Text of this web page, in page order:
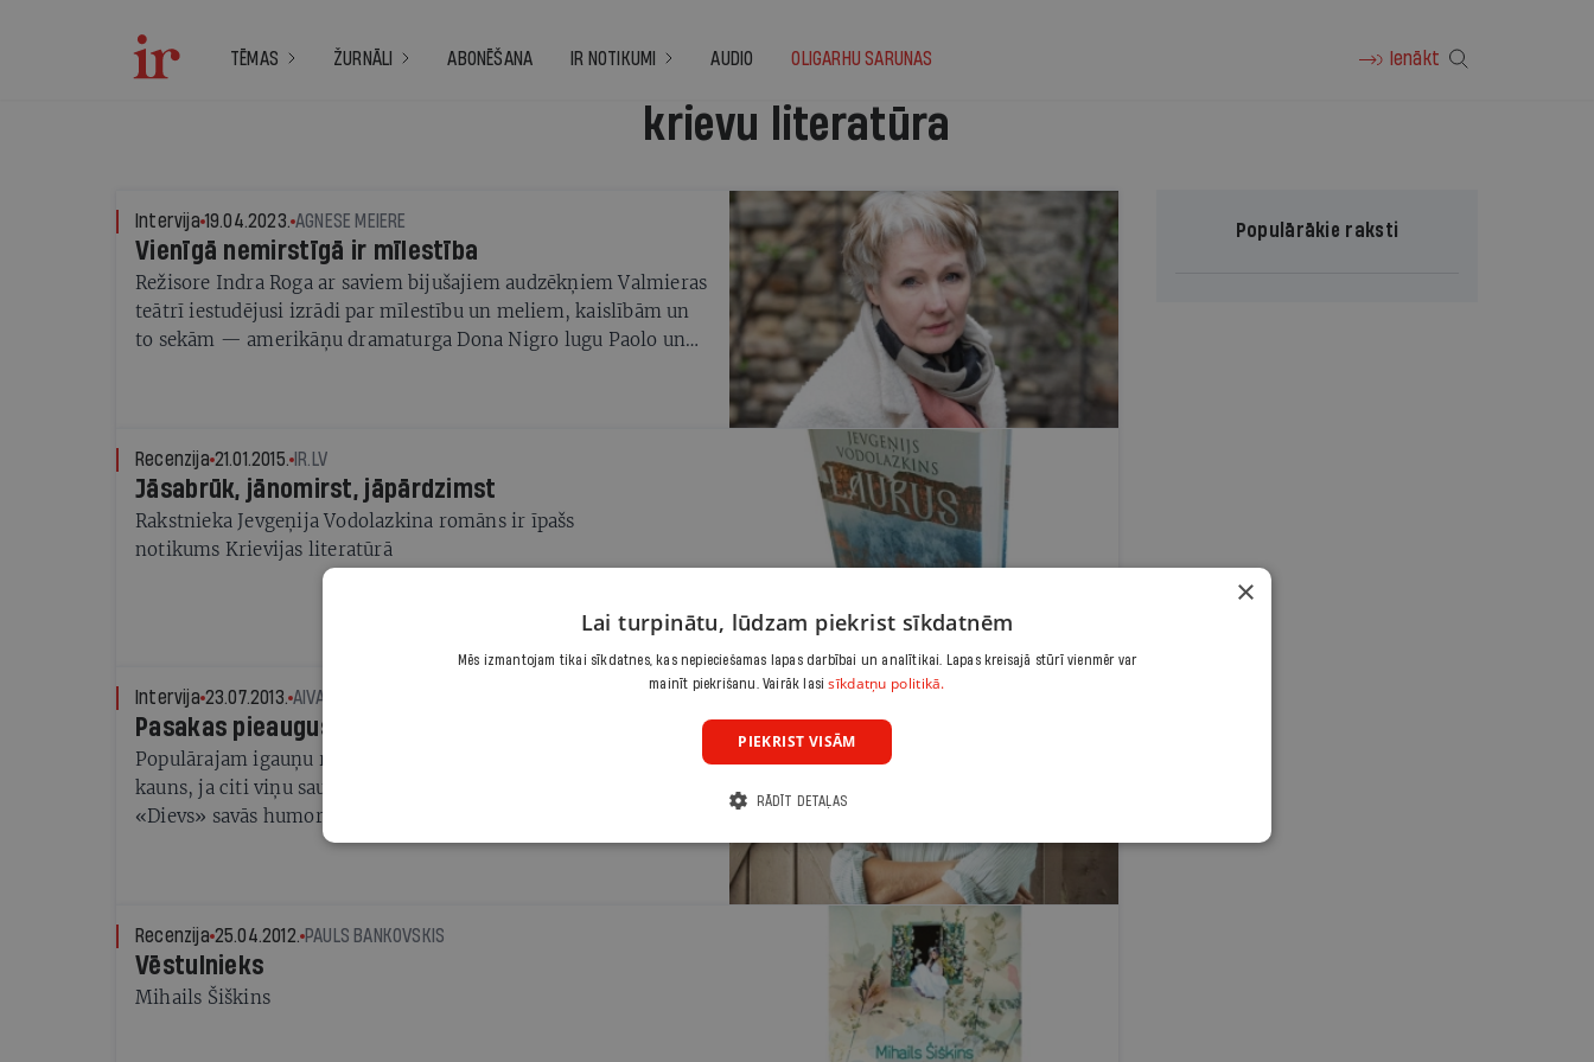
TĒMAS ŽURNĀLI ABONĒŠANA IR NOTIKUMI AUDIO OLIGARHU SARUNAS Ienākt
krievu literatūra
Intervija 19.04.2023. AGNESE MEIERE
Vienīgā nemirstīgā ir mīlestība
Režisore Indra Roga ar saviem bijušajiem audzēkņiem Valmieras
teātrī iestudējusi izrādi par mīlestību un meliem, kaislībām un
to sekām — amerikāņu dramaturga Dona Nigro lugu Paolo un
Recenzija 21.01.2015. IR.LV
Jāsabrūk, jānomirst, jāpārdzimst
Rakstnieka Jevgeņija Vodolazkina romāns ir īpašs
notikums Krievijas literatūrā
Intervija 23.07.2013. AIVARS OZOLIŅŠ
Pasakas pieaugušajiem un bērniem
Populārajam igauņu rakstniekam Andrusam Kivirehkam ir
kauns, ja citi viņu sauc par strādīgu, toties viņš nekautrējas būt
«Dievs» savās humoreskās
Recenzija 25.04.2012. PAULS BANKOVSKIS
Vēstulnieks
Mihails Šiškins
Populārākie raksti
×
Lai turpinātu, lūdzam piekrist sīkdatnēm
Mēs izmantojam tikai sīkdatnes, kas nepieciešamas lapas darbībai un analītikai. Lapas kreisajā stūrī vienmēr var
mainīt piekrišanu. Vairāk lasisīkdatņu politikā.
PIEKRIST VISĀM
RĀDĪT DETAĻAS